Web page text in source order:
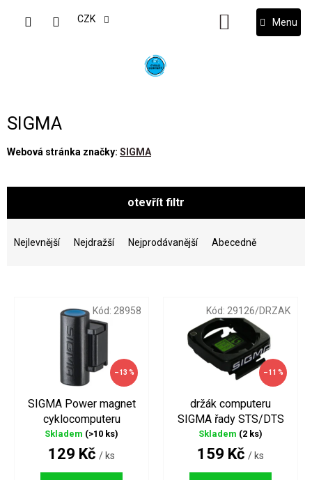
CZK
NÁKUPNÍ
KOŠÍK
SIGMA
Webová stránka značky: SIGMA
otevřít filtr
Nejlevnější Nejdražší Nejprodávanější Abecedně
–13 %
SIGMA Power magnet
cyklocomputeru
Skladem (>10 ks)
129 Kč / ks
Kód: 28958
–11 %
držák computeru
SIGMA řady STS/DTS
Skladem (2 ks)
159 Kč / ks
Kód: 29126/DRZAK